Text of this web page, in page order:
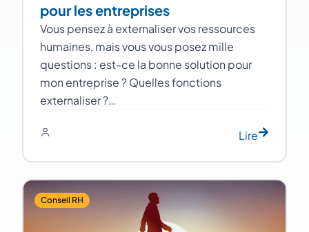
pour les entreprises
Vous pensez à externaliser vos ressources
humaines, mais vous vous posez mille
questions : est-ce la bonne solution pour
mon entreprise ? Quelles fonctions
externaliser ?…
Lire
Conseil RH